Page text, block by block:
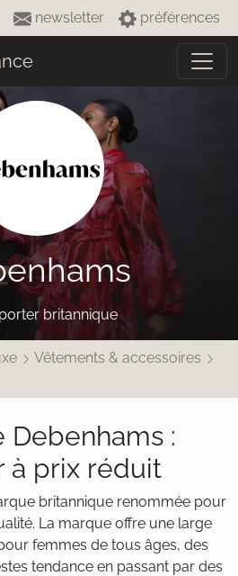
newsletter préférences
britannique
Vêtements & accessoires
:
à prix réduit
britannique renommée pour
La marque offre une large
femmes de tous âges, des
tendance en passant par des